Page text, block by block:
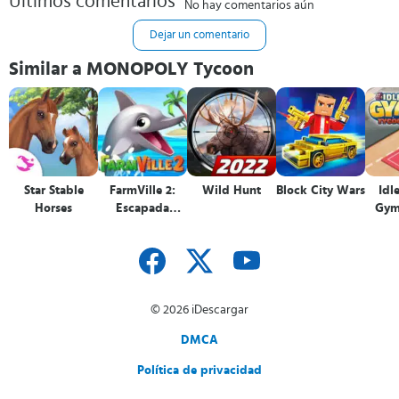
No hay comentarios aún
Dejar un comentario
Similar a MONOPOLY Tycoon
Star Stable
Horses
FarmVille 2:
Escapada
Wild Hunt Block City Wars
© 2026 iDescargar
DMCA
Política de privacidad